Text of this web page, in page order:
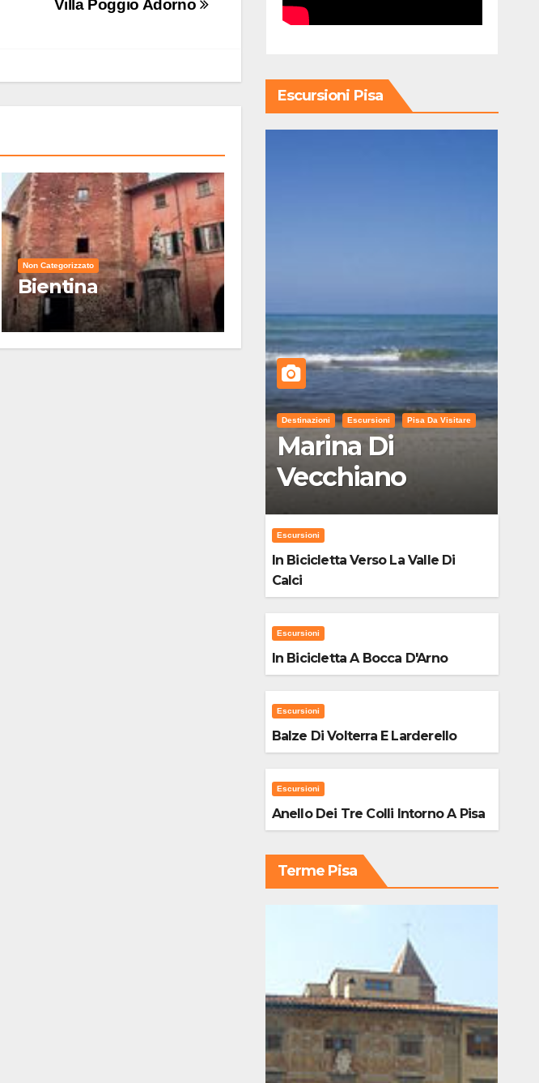
Villa Poggio Adorno
Non Categorizzato
Bientina
Escursioni Pisa
Destinazioni Escursioni Pisa Da Visitare
Marina Di
Vecchiano
Escursioni
In Bicicletta Verso La Valle Di
Calci
Escursioni
In Bicicletta A Bocca D'Arno
Escursioni
Balze Di Volterra E Larderello
Escursioni
Anello Dei Tre Colli Intorno A Pisa
Terme Pisa